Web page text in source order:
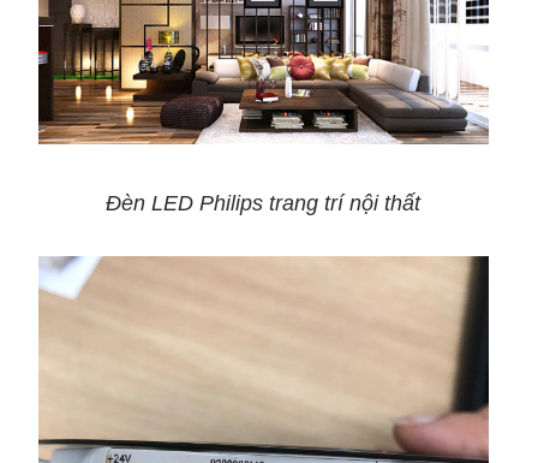
Đèn LED Philips trang trí nội thất